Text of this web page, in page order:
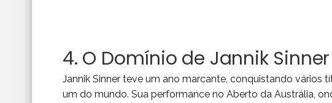
4. O Domínio de Jannik Sinner
Jannik Sinner teve um ano marcante, conquistando vários
um do mundo. Sua performance no Aberto da Austrália,